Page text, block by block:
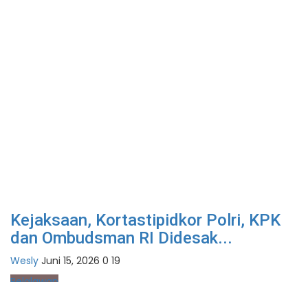
Kejaksaan, Kortastipidkor Polri, KPK
dan Ombudsman RI Didesak...
Wesly Juni 15, 2026 0 19